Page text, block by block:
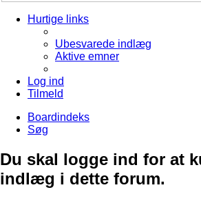
Hurtige links
Ubesvarede indlæg
Aktive emner
Log ind
Tilmeld
Boardindeks
Søg
Du skal logge ind for at
indlæg i dette forum.